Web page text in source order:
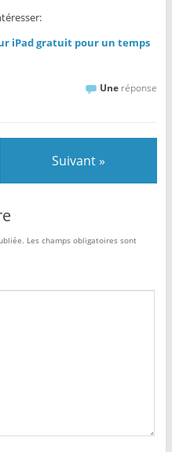
iPad gratuit pour un temps
Une réponse
Suivant »
Les champs obligatoires sont